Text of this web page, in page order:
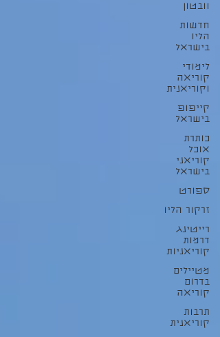
וובטון
חדשות
הליו
בישראל
לימודי
קוריאה
וקוריאנית
קייפופ
בישראל
כותרת
אוכל
קוריאני
בישראל
ספורט
זרקור הליו
רייטינג
דרמות
קוריאניות
מטיילים
בדרום
קוריאה
תרבות
קוריאנית